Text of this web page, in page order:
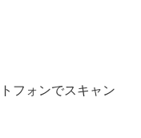
フォンでスキャン